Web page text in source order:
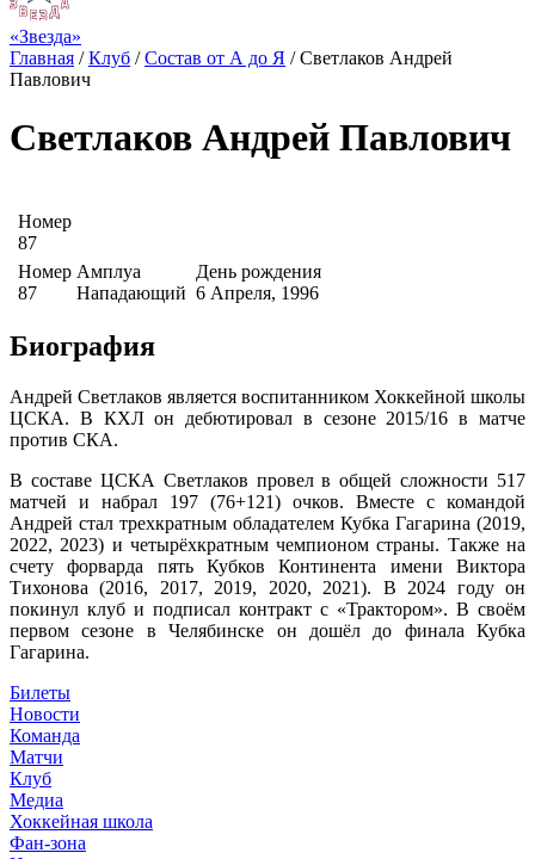
«Звезда»
Главная /Клуб /Состав от А до Я /Светлаков Андрей
Павлович
Светлаков Андрей Павлович
Номер
87
Номер
87
Амплуа
Нападающий
День рождения
6 Апреля, 1996
Биография
Андрей Светлаков является воспитанником Хоккейной школы
ЦСКА. В КХЛ он дебютировал в сезоне 2015/16 в матче
против СКА.
В составе ЦСКА Светлаков провел в общей сложности 517
матчей и набрал 197 (76+121) очков. Вместе с командой
Андрей стал трехкратным обладателем Кубка Гагарина (2019,
2022, 2023) и четырёхкратным чемпионом страны. Также на
счету форварда пять Кубков Континента имени Виктора
Тихонова (2016, 2017, 2019, 2020, 2021). В 2024 году он
покинул клуб и подписал контракт с «Трактором». В своём
первом сезоне в Челябинске он дошёл до финала Кубка
Гагарина.
Билеты
Новости
Команда
Матчи
Клуб
Медиа
Хоккейная школа
Фан-зона